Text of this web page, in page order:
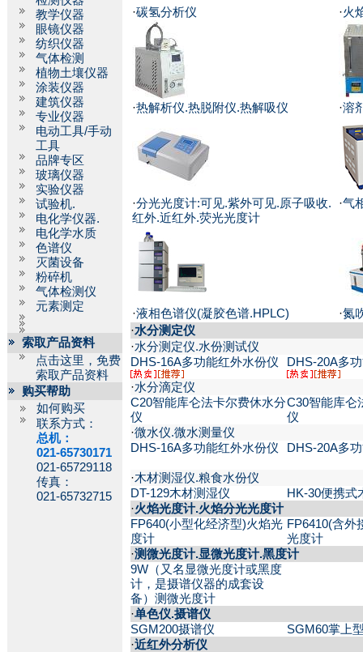
教学仪器
眼镜仪器
纺织仪器
气体检测
植物土壤仪器
涂装仪器
建筑仪器
专业仪器
电动工具/手动
工具
品牌专区
玻璃仪器
实验仪器
试验机.
电化学仪器.
电化学水质
色谱仪
灭菌设备
粉碎机
气体检测仪
元素测定
索取产品资料
点击这里，免费
索取产品资料
购买帮助
如何购买
联系方式：
总机：
021-65730171
021-65729118
传真：
021-65732715
·碳氢分析仪 ·火
·热解析仪.热脱附仪.热解吸仪 ·溶
·分光光度计:可见.紫外可见.原子吸收.
红外.近红外.荧光光度计
·气
·液相色谱仪(凝胶色谱.HPLC) ·氮
·水分测定仪
·水分测定仪.水份测试仪
DHS-16A多功能红外水份仪
DHS-20A多
·水分滴定仪
C20智能库仑法卡尔费休水分
仪
C30智能库仑
仪
·微水仪.微水测量仪
DHS-16A多功能红外水份仪
DHS-20A多
·木材测湿仪.粮食水份仪
DT-129木材测湿仪
HK-30便携式
·火焰光度计.火焰分光光度计
FP640(小型化经济型)火焰光
度计
FP6410(含外
光度计
·测微光度计.显微光度计.黑度计
9W（又名显微光度计或黑度
计，是摄谱仪器的成套设
备）测微光度计
·单色仪.摄谱仪
SGM200摄谱仪
SGM60掌上
·近红外分析仪